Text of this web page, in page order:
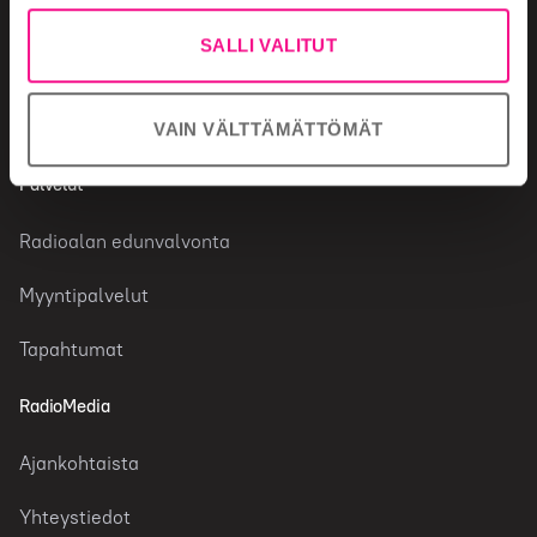
SALLI VALITUT
VAIN VÄLTTÄMÄTTÖMÄT
Radiokanavat
Tutkimustietoa radiosta
Faktaa toimialasta
Palvelut
Radioalan edunvalvonta
Myyntipalvelut
Tapahtumat
RadioMedia
Ajankohtaista
Yhteystiedot